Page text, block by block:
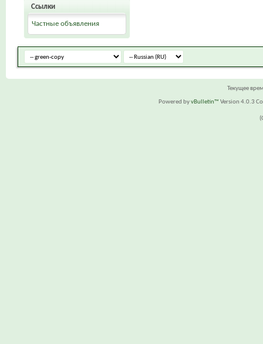
Ссылки
Частные объявления
Текущее
Powered byvBulletin™ Version 4.0.3